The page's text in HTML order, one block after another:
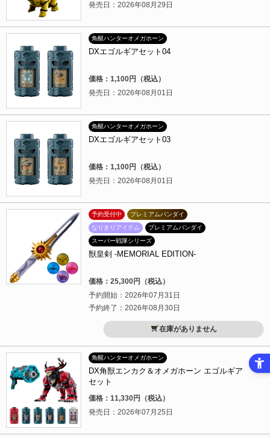
発売日：2026年08月29日
角醒ハンターオメガホーン
DXエゴルギアセット04
価格：1,100円（税込）
発売日：2026年08月01日
角醒ハンターオメガホーン
DXエゴルギアセット03
価格：1,100円（税込）
発売日：2026年08月01日
予約受付中
プレミアムバンダイ
なりきりアイテム
プレミアムバンダイ
スーパー戦隊シリーズ
獣皇剣 -MEMORIAL EDITION-
価格：25,300円（税込）
予約開始：2026年07月31日
予約終了：2026年08月30日
在庫がありません
角醒ハンターオメガホーン
DX角獣エンカク＆オメガホーン エゴルギア
セット
価格：11,330円（税込）
発売日：2026年07月25日